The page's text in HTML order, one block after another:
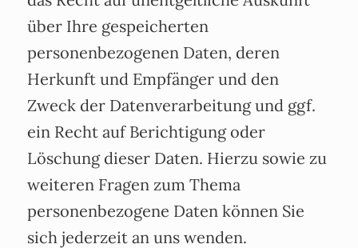
über Ihre gespeicherten
personenbezogenen Daten, deren
Herkunft und Empfänger und den
Zweck der Datenverarbeitung und ggf.
ein Recht auf Berichtigung oder
Löschung dieser Daten. Hierzu sowie zu
weiteren Fragen zum Thema
personenbezogene Daten können Sie
sich jederzeit an uns wenden.